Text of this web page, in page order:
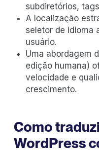
subdiretórios,
A localização
seletor de idioma
usuário.
Uma abordagem
edição humana)
velocidade e
crescimento.
Como
WordPress